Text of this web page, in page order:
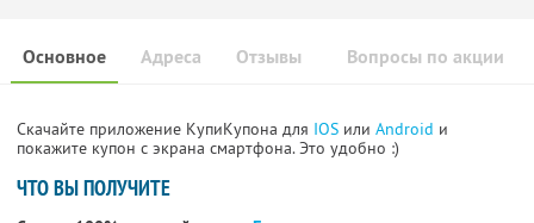
Основное Отзывы Вопросы по акции
Адреса
Скачайте приложение КупиКупона для IOS или Android и
покажите купон с экрана смартфона. Это удобно :)
ЧТО ВЫ ПОЛУЧИТЕ